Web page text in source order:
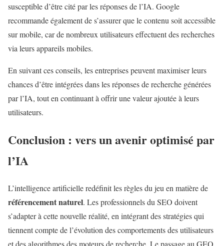
susceptible d’être cité par les réponses de l’IA. Google
recommande également de s’assurer que le contenu soit accessible
sur mobile, car de nombreux utilisateurs effectuent des recherches
via leurs appareils mobiles.
En suivant ces conseils, les entreprises peuvent maximiser leurs
chances d’être intégrées dans les réponses de recherche générées
par l’IA, tout en continuant à offrir une valeur ajoutée à leurs
utilisateurs.
Conclusion : vers un avenir optimisé par
l’IA
L’intelligence artificielle redéfinit les règles du jeu en matière de
référencement naturel. Les professionnels du SEO doivent
s’adapter à cette nouvelle réalité, en intégrant des stratégies qui
tiennent compte de l’évolution des comportements des utilisateurs
et des algorithmes des moteurs de recherche. Le passage au GEO